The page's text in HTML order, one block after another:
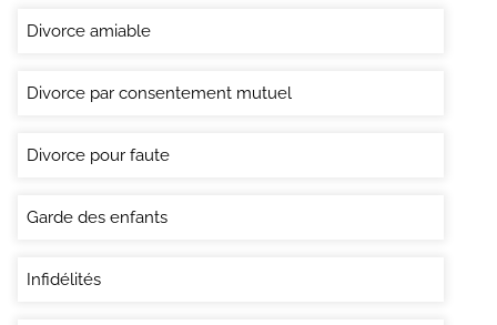
Divorce amiable
Divorce par consentement mutuel
Divorce pour faute
Garde des enfants
Infidélités